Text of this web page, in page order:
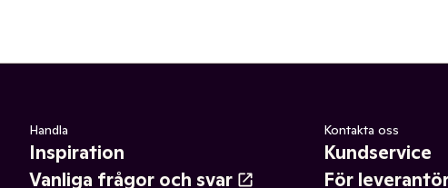
Handla
Inspiration
Vanliga frågor och svar
Kontakta oss
Kundservice
För